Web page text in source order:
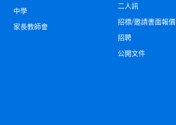
中學
家長教師會
二人訊
招標/邀請書面報價
招聘
公開文件